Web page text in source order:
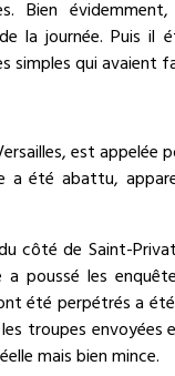
Bien
la journée. Puis
qui avaient
est appelée
a été abattu,
côté de Saint-
poussé les
été perpétrés a
troupes envoyées
mais bien mince.